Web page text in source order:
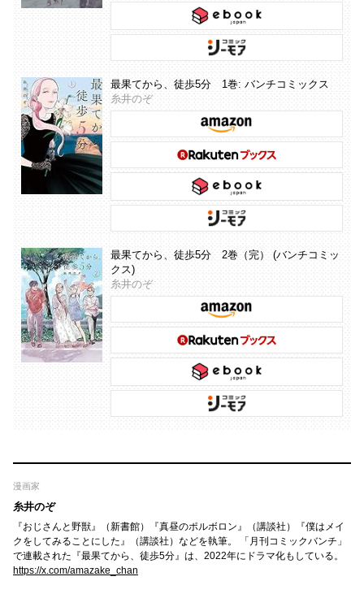
最果てから、徒歩5分 1巻: バンチコミックス
糸井のぞ
最果てから、徒歩5分 2巻（完） (バンチコミッ
クス)
糸井のぞ
漫画家
糸井のぞ
『おじさんと野獣』（新書館）『真昼のポルボロン』（講談社）『僕はメイ
クをしてみることにした』（講談社）などを執筆。 「月刊コミックバンチ」
で連載された『最果てから、徒歩5分』は、2022年にドラマ化もしている。
https://x.com/amazake_chan